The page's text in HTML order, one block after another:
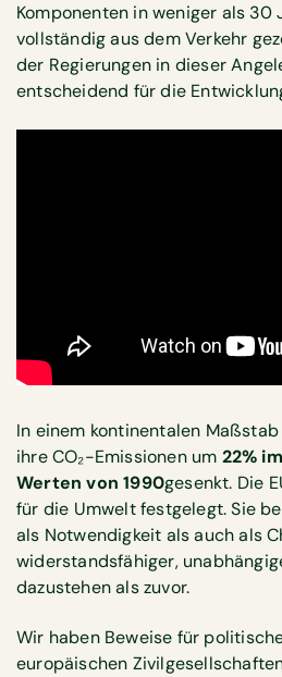
Komponenten in weniger als 30
vollständig aus dem Verkehr
der Regierungen in dieser
entscheidend für die
In einem kontinentalen
ihre CO₂-Emissionen um 22%
Werten von 1990gesenkt. Die
für die Umwelt festgelegt. Sie
als Notwendigkeit als auch als
widerstandsfähiger,
dazustehen als zuvor.
Wir haben Beweise für
europäischen